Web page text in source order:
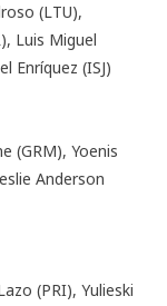
(LTU),
Luis Miguel
Enríquez (ISJ)
(GRM), Yoenis
Anderson
(PRI), Yulieski